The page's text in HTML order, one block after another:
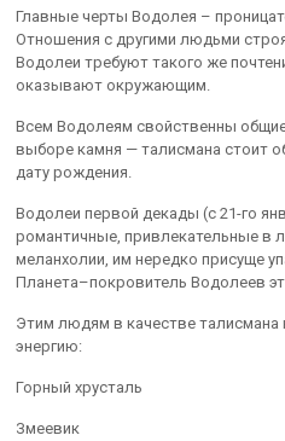
Главные черты Водолея –
Отношения с другими людьми
Водолеи требуют такого же
оказывают окружающим.
Всем Водолеям свойственны
выборе камня — талисмана стоит
дату рождения.
Водолеи первой декады (с 21-го
романтичные, привлекательные в
меланхолии, им нередко присуще
Планета–покровитель Водолеев
Этим людям в качестве
энергию:
Горный хрусталь
Змеевик